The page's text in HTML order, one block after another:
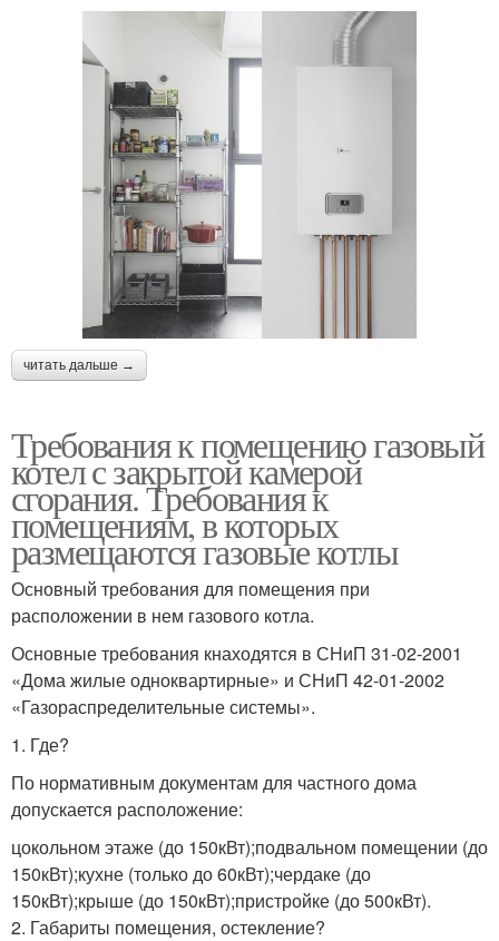
читать дальше →
Требования к помещению газовый
котел с закрытой камерой
сгорания. Требования к
помещениям, в которых
размещаются газовые котлы
Основный требования для помещения при
расположении в нем газового котла.
Основные требования кнаходятся в СНиП 31-02-2001
«Дома жилые одноквартирные» и СНиП 42-01-2002
«Газораспределительные системы».
1. Где?
По нормативным документам для частного дома
допускается расположение:
цокольном этаже (до 150кВт);подвальном помещении (до
150кВт);кухне (только до 60кВт);чердаке (до
150кВт);крыше (до 150кВт);пристройке (до 500кВт).
2. Габариты помещения, остекление?